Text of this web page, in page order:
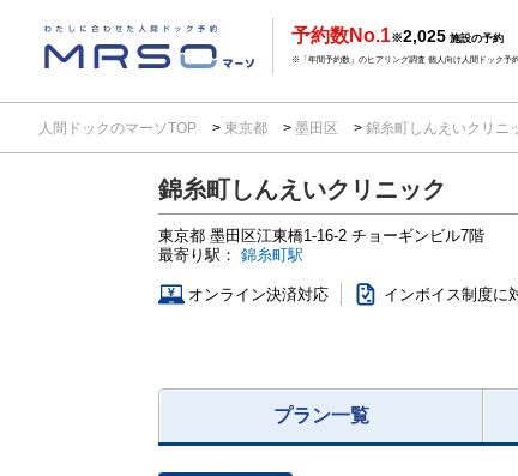
予約数No.1※2,025 施設の予約
※「年間予約数」のヒアリング調査 個人向け人間ドック予
人間ドックのマーソTOP 東京都 墨田区 錦糸町しんえいクリニ
錦糸町しんえいクリニック
東京都 墨田区江東橋1-16-2 チョーギンビル7階
最寄り駅： 錦糸町駅
オンライン決済対応 インボイス制度に
プラン一覧